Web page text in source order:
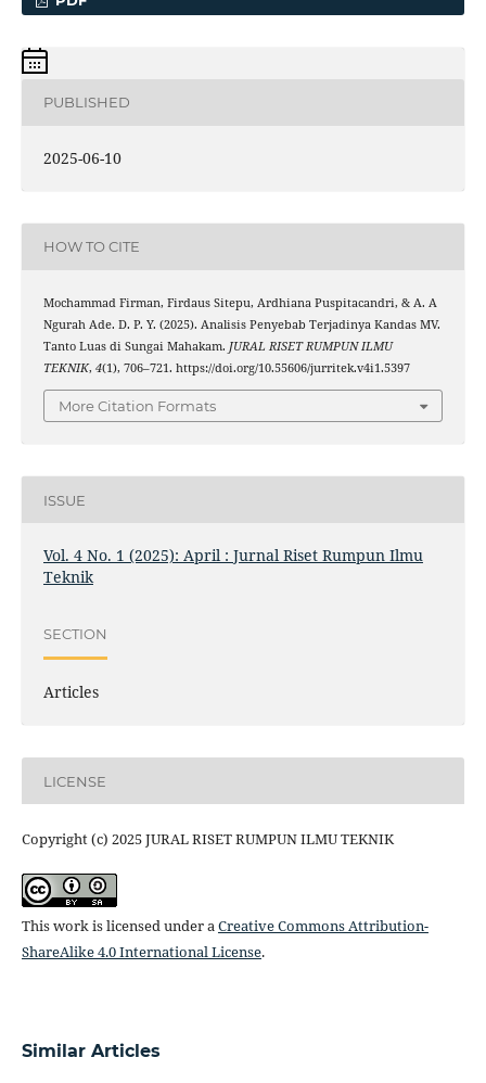
PUBLISHED
2025-06-10
HOW TO CITE
Mochammad Firman, Firdaus Sitepu, Ardhiana Puspitacandri, & A. A
Ngurah Ade. D. P. Y. (2025). Analisis Penyebab Terjadinya Kandas MV.
Tanto Luas di Sungai Mahakam. JURAL RISET RUMPUN ILMU
TEKNIK, 4(1), 706–721. https://doi.org/10.55606/jurritek.v4i1.5397
More Citation Formats
ISSUE
Vol. 4 No. 1 (2025): April : Jurnal Riset Rumpun Ilmu
Teknik
SECTION
Articles
LICENSE
Copyright (c) 2025 JURAL RISET RUMPUN ILMU TEKNIK
This work is licensed under aCreative Commons Attribution-
ShareAlike 4.0 International License.
Similar Articles